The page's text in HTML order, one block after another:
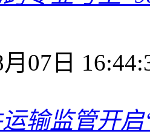
07日
输监管开